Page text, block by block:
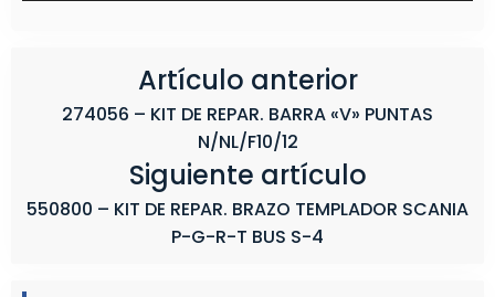
1
1
1
Artículo anterior
274056 – KIT DE REPAR. BARRA «V» PUNTAS
N/NL/F10/12
Siguiente artículo
550800 – KIT DE REPAR. BRAZO TEMPLADOR SCANIA
P-G-R-T BUS S-4